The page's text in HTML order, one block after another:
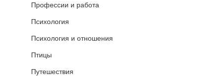
Профессии и работа
Психология
Психология и отношения
Птицы
Путешествия